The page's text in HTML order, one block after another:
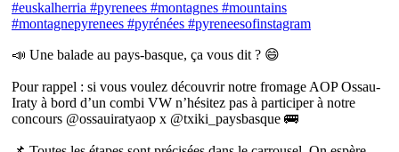
📣 Une balade au pays-basque, ça vous dit ? 😄
Pour rappel : si vous voulez découvrir notre fromage AOP Ossau-
Iraty à bord d’un combi VW n’hésitez pas à participer à notre
concours @ossauiratyaop x @txiki_paysbasque 🚌